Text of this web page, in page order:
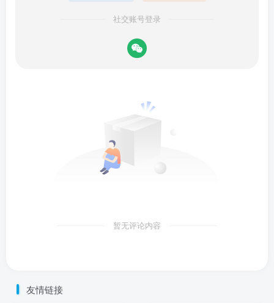
社交账号登录
暂无评论内容
友情链接